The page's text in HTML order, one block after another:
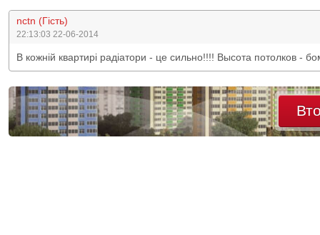
nctn (Гість)
22:13:03 22-06-2014
В кожній квартирі радіатори - це сильно!!!! Высота потолков -